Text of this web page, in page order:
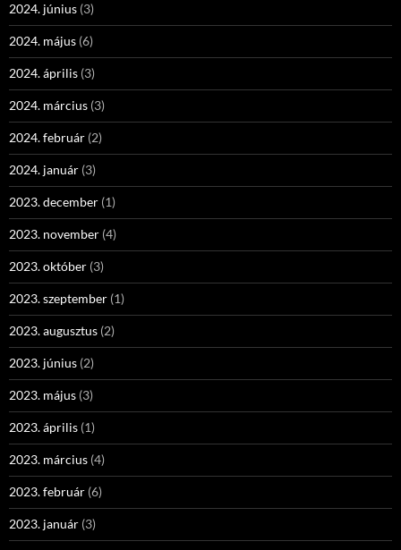
2024. június (3)
2024. május (6)
2024. április (3)
2024. március (3)
2024. február (2)
2024. január (3)
2023. december (1)
2023. november (4)
2023. október (3)
2023. szeptember (1)
2023. augusztus (2)
2023. június (2)
2023. május (3)
2023. április (1)
2023. március (4)
2023. február (6)
2023. január (3)